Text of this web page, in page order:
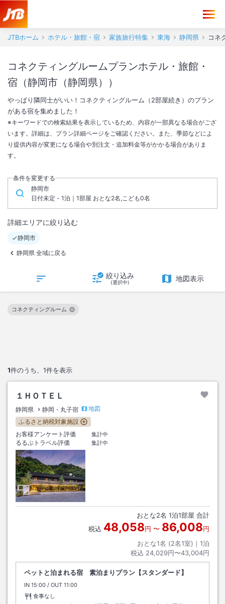
JTBホーム ホテル・旅館・宿 家族旅行特集 東海 静岡県 コネ
コネクティングルームプランホテル・旅館・
宿（静岡市（静岡県））
やっぱり隣同士がいい！コネクティングルーム（2部屋続き）のプラン
がある宿を集めました！
※キーワードでの検索結果を表示しているため、内容が一部異なる場合がござ
います。詳細は、プラン詳細ページをご確認ください。また、季節などによ
り提供内容が変更になる場合や別注文・追加料金等がかかる場合がありま
す。
条件を変更する
静岡市
日付未定 - 1泊｜1部屋 おとな2名,こども0名
詳細エリアに絞り込む
静岡市
静岡県 全域に戻る
絞り込み
(選択中) 地図表示
1件のうち、 1件を表示
コネクティングルーム
この絞り込み条件を解除
１ＨＯＴＥＬ
静岡県 静岡・丸子宿
地図
ふるさと納税対象施設
お客様アンケート評価
集計中
るるぶトラベル評価 集計中
おとな2名 1泊1部屋 合計
税込 48,058円 〜 86,008円
おとな1名 (2名1室)｜ 1泊
税込 24,029円〜43,004円
ペットと泊まれる宿 素泊まりプラン【スタンダード】
IN チェックイン
15:00 / OUT チェックアウト
11:00
食事なし